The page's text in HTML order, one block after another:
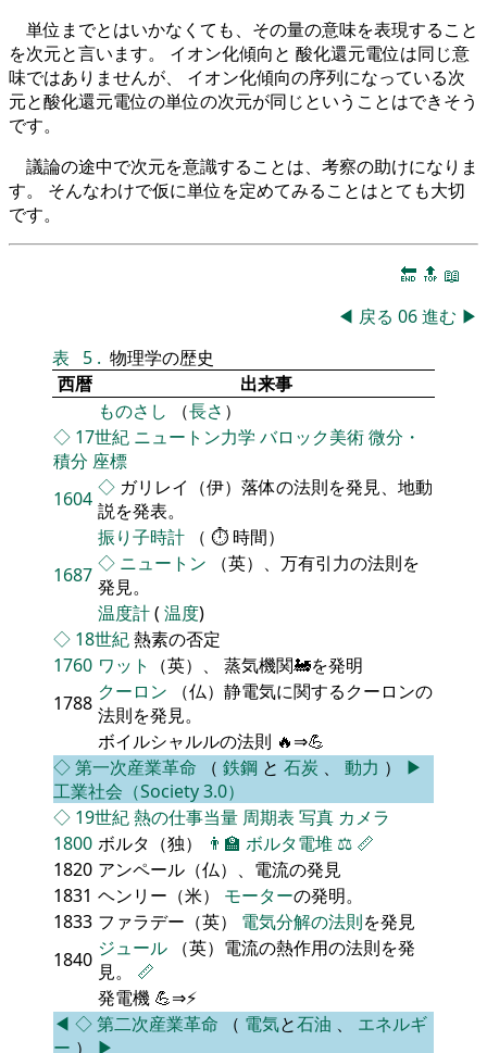
単位までとはいかなくても、その量の意味を表現すること
を次元と言います。 イオン化傾向と 酸化還元電位は同じ意
味ではありませんが、 イオン化傾向の序列になっている次
元と酸化還元電位の単位の次元が同じということはできそう
です。
議論の途中で次元を意識することは、考察の助けになりま
す。 そんなわけで仮に単位を定めてみることはとても大切
です。
🔚 🔝 📖
◀ 戻る 06進む ▶
表
5 . 物理学の歴史
西暦
出来事
ものさし （長さ ）
◇ 17世紀 ニュートン力学 バロック美術微分・
積分 座標
1604 ◇ ガリレイ（伊）落体の法則を発見、地動
説を発表。
振り子時計 （ ⏱ 時間）
1687 ◇ ニュートン （英）、万有引力の法則を
発見。
温度計( 温度)
◇ 18世紀熱素の否定
1760 ワット
（英）、 蒸気機関🚂を発明
1788 クーロン （仏）静電気に関するクーロンの
法則を発見。
ボイルシャルルの法則 🔥⇒💪
◇第一次産業革命 （ 鉄鋼 と 石炭 、 動力 ） ▶
工業社会（Society 3.0）
◇ 19世紀熱の仕事当量 周期表 写真 カメラ
1800 ボルタ（独） 👨‍🏫 ボルタ電堆 ⚖️ 📏
1820 アンペール（仏）、電流の発見
1831 ヘンリー（米） モーターの発明。
1833 ファラデー（英） 電気分解の法則を発見
1840 ジュール （英）電流の熱作用の法則を発
見。 📏
発電機 💪⇒⚡
◀ ◇第二次産業革命 （ 電気と石油 、 エネルギ
ー ） ▶